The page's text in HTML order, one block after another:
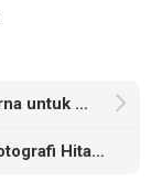
Panduan Lengkap Seni Fotografi Warna untuk Pemula dan Profesional
Kelebihan dan Kekurangan Seni Fotografi Hitam Putih yang Perlu Diketahui